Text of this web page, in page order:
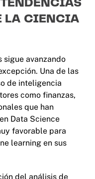
LA CIENCIA
sigue avanzando
Una de las
de inteligencia
como finanzas,
que han
Data Science
favorable para
learning en sus
del análisis de